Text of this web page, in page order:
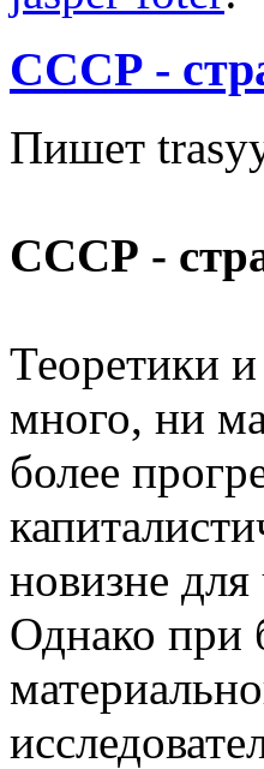
СССР -
Пишет
СССР -
Теоретики
много, ни
более
новизне
Однако при